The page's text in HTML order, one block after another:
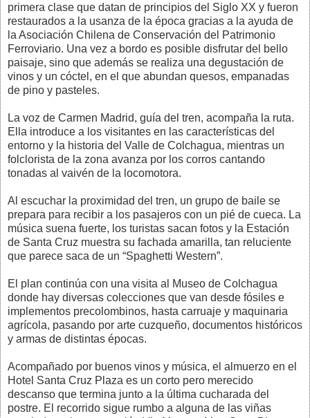
primera clase que datan de principios del Siglo XX y fueron
restaurados a la usanza de la época gracias a la ayuda de
la Asociación Chilena de Conservación del Patrimonio
Ferroviario. Una vez a bordo es posible disfrutar del bello
paisaje, sino que además se realiza una degustación de
vinos y un cóctel, en el que abundan quesos, empanadas
de pino y pasteles.
La voz de Carmen Madrid, guía del tren, acompaña la ruta.
Ella introduce a los visitantes en las características del
entorno y la historia del Valle de Colchagua, mientras un
folclorista de la zona avanza por los corros cantando
tonadas al vaivén de la locomotora.
Al escuchar la proximidad del tren, un grupo de baile se
prepara para recibir a los pasajeros con un pié de cueca. La
música suena fuerte, los turistas sacan fotos y la Estación
de Santa Cruz muestra su fachada amarilla, tan reluciente
que parece saca de un “Spaghetti Western”.
El plan continúa con una visita al Museo de Colchagua
donde hay diversas colecciones que van desde fósiles e
implementos precolombinos, hasta carruaje y maquinaria
agrícola, pasando por arte cuzqueño, documentos históricos
y armas de distintas épocas.
Acompañado por buenos vinos y música, el almuerzo en el
Hotel Santa Cruz Plaza es un corto pero merecido
descanso que termina junto a la última cucharada del
postre. El recorrido sigue rumbo a alguna de las viñas